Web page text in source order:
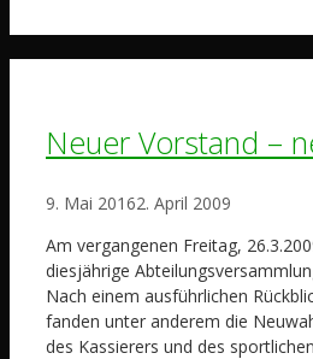
Neuer Vorstand –
9. Mai 20162. April 2009
Am vergangenen Freitag,
diesjährige
Nach einem ausführlichen
fanden unter anderem die
des Kassierers und des